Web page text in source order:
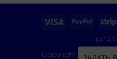
Visa PayPal
Copyright 2026 ©